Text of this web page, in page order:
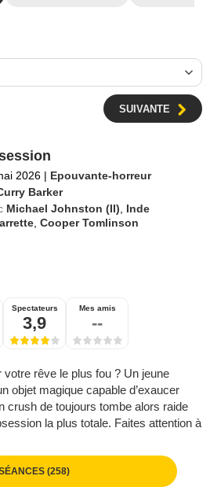
SUIVANTE
2026 | Epouvante-horreur
Barker
Michael Johnston (II)
Inde
,Cooper Tomlinson
Spectateurs
3,9
Mes amis
--
rêve le plus fou ? Un jeune
objet magique capable d’exaucer
crush de toujours tombe alors raide
la plus totale. Faites attention à
(258)